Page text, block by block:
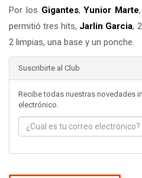
Por los Gigantes,Yunior Marte
permitió tres hits, Jarlin Garcia,
2 limpias, una base y un ponche.
Suscribirte al Club
Recibe todas nuestras novedades
electrónico.